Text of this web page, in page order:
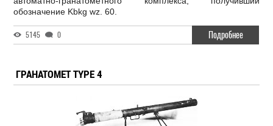
обозначение Kbkg wz. 60.
5145 0 Подробнее
ГРАНАТОМЕТ TYPE 4